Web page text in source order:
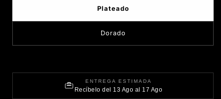
Plateado
Dorado
ENTREGA ESTIMADA
Recíbelo del 13 Ago al 17 Ago